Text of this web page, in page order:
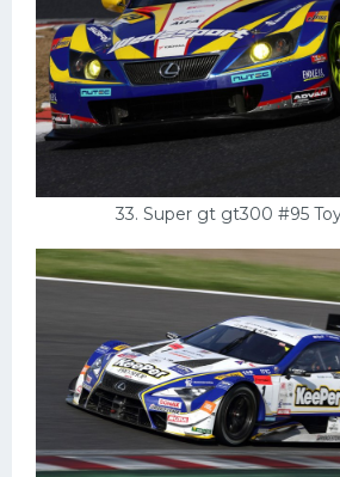
33. Super gt gt300 #95